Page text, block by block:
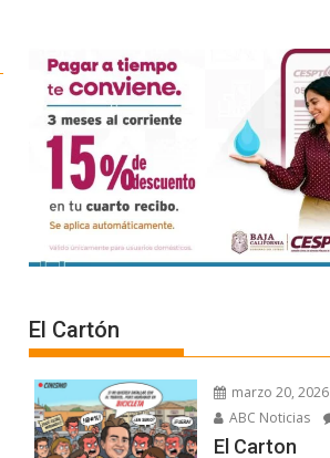
El Cartón
marzo 20, 2026
ABC Noticias
El Carton